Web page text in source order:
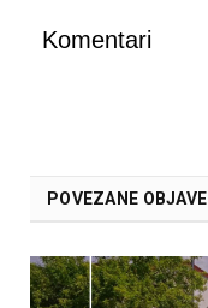
Komentari
POVEZANE OBJAVE